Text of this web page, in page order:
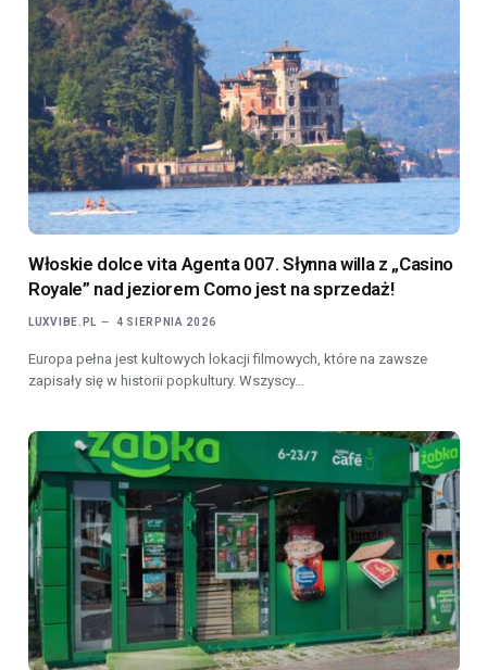
Włoskie dolce vita Agenta 007. Słynna willa z „Casino
Royale” nad jeziorem Como jest na sprzedaż!
LUXVIBE.PL 4 SIERPNIA 2026
Europa pełna jest kultowych lokacji filmowych, które na zawsze
zapisały się w historii popkultury. Wszyscy…